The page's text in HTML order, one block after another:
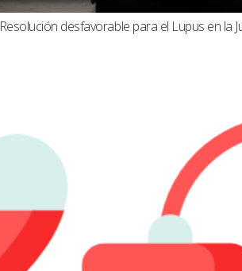
Resolución desfavorable para el Lupus en la